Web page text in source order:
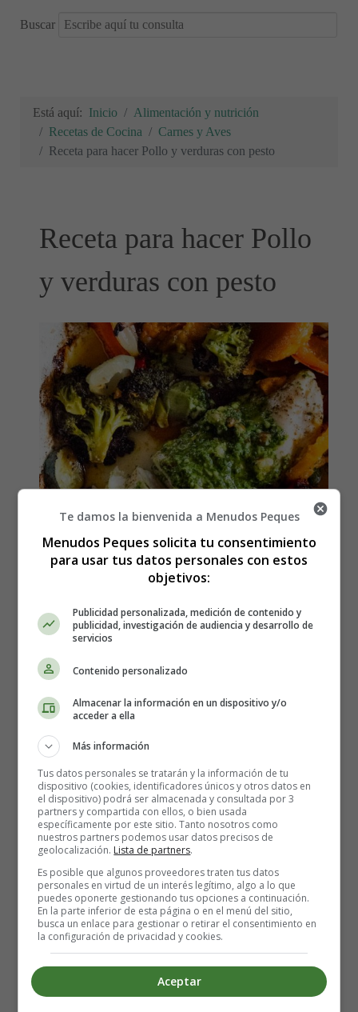
Buscar
Está aquí: Inicio
Alimentación y nutrición
Recetas de Cocina
Carnes y Aves
Receta para hacer Pollo y verduras con pesto
Receta para hacer Pollo
y verduras con pesto
Cómo hacer Pollo y verduras
con pesto - Recetas Caseras
Los ingredientes que necesitas:
1 berenjena en rodajas
1 pimiento rojo, cortado en cuartos
1 calabacín, cortado longitudinalmente
Aceite de oliva
400 gramos de filetes de pollo sin piel
50 gramos de hojas de rúcula
1 1/2 tazas de hojas frescas de albahaca
Te damos la bienvenida a Menudos Peques
Menudos Peques solicita tu consentimiento
para usar tus datos personales con estos
objetivos:
Publicidad personalizada, medición de contenido y
publicidad, investigación de audiencia y desarrollo de
servicios
Contenido personalizado
Almacenar la información en un dispositivo y/o
acceder a ella
Más información
Tus datos personales se tratarán y la información de tu
dispositivo (cookies, identificadores únicos y otros datos en
el dispositivo) podrá ser almacenada y consultada por 3
partners y compartida con ellos, o bien usada
específicamente por este sitio. Tanto nosotros como
nuestros partners podemos usar datos precisos de
geolocalización. Lista de partners.
Es posible que algunos proveedores traten tus datos
personales en virtud de un interés legítimo, algo a lo que
puedes oponerte gestionando tus opciones a continuación.
En la parte inferior de esta página o en el menú del sitio,
busca un enlace para gestionar o retirar el consentimiento en
la configuración de privacidad y cookies.
Aceptar